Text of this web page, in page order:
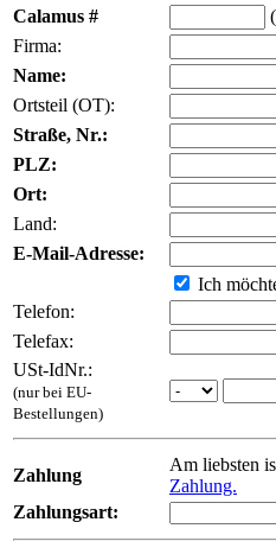
Calamus #
Firma:
Name:
Ortsteil (OT):
Straße, Nr.:
PLZ:
Ort:
Land:
E-Mail-Adresse:
Ich
Telefon:
Telefax:
USt-IdNr.:
(nur bei EU-
Bestellungen)
Zahlung
Am liebsten
Zahlung.
Zahlungsart: